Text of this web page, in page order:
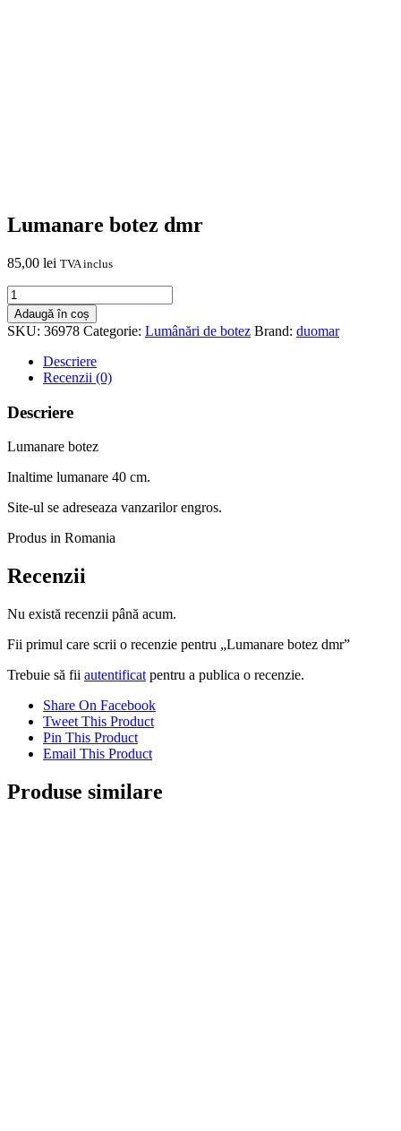
Lumanare botez dmr
85,00 lei TVA inclus
Cantitate
Lumanare
botez
dmr
Adaugă în coș
SKU: 36978 Categorie: Lumânări de botez Brand: duomar
Descriere
Recenzii (0)
Descriere
Lumanare botez
Inaltime lumanare 40 cm.
Site-ul se adreseaza vanzarilor engros.
Produs in Romania
Recenzii
Nu există recenzii până acum.
Fii primul care scrii o recenzie pentru „Lumanare botez dmr”
Trebuie să fii autentificat pentru a publica o recenzie.
Share On Facebook
Tweet This Product
Pin This Product
Email This Product
Produse similare